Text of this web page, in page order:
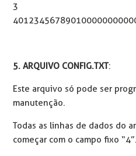
3
5. ARQUIVO CONFIG.TXT:
Este arquivo só pode ser
manutenção.
Todas as linhas de dados do
começar com o campo fixo “4”.